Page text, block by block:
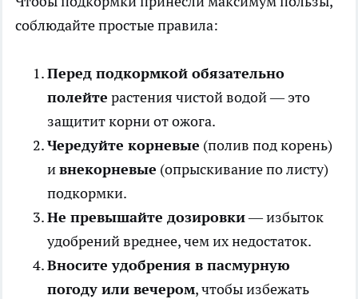
соблюдайте простые правила:
Перед подкормкой обязательно
полейте растения чистой водой — это
защитит корни от ожога.
Чередуйте корневые (полив под корень)
ивнекорневые (опрыскивание по листу)
подкормки.
Не превышайте дозировки— избыток
удобрений вреднее, чем их недостаток.
Вносите удобрения в пасмурную
погоду или вечером, чтобы избежать